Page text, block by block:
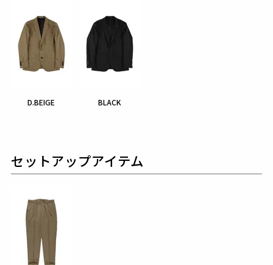
D.BEIGE BLACK
セットアップアイテム